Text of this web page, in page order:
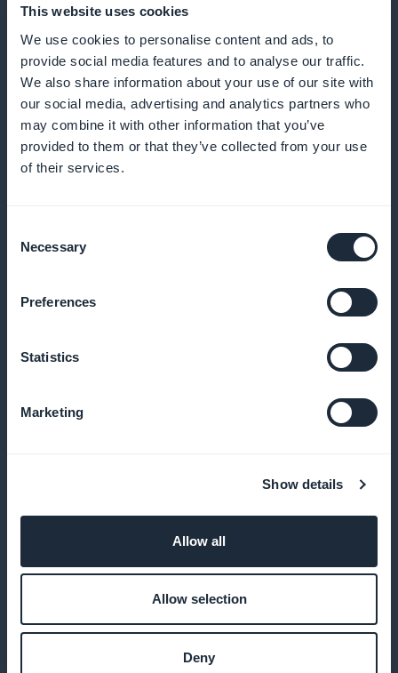
This website uses cookies
We use cookies to personalise content and ads, to
provide social media features and to analyse our traffic.
We also share information about your use of our site with
our social media, advertising and analytics partners who
may combine it with other information that you’ve
provided to them or that they’ve collected from your use
of their services.
Selection
Necessary
Preferences
Statistics
Marketing
Show details
Allow all
Allow selection
Deny
Lähetä muistutuksia ja ilmoituksia, jotta minimoit
esiintymättömät tilaukset ja kannustat säännöllisiin
varauksiin
Kanta-asiakasohjelma asiakkaillesi
Premium-jäsenkortti
Tarjoa eksklusiivisia etuoikeuksia vakituisimmille
Tarjoa suorituskykyinen sovellus, jossa on kaikki